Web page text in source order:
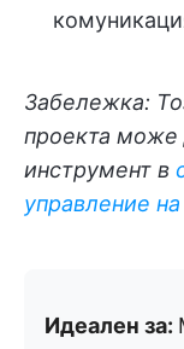
Забележка:
проекта може
инструмент в
управление
Идеален за: